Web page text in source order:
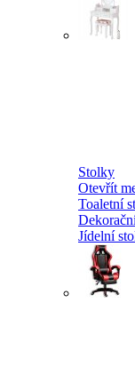
Stolky
Otevřít
Toaletní
Jídelní